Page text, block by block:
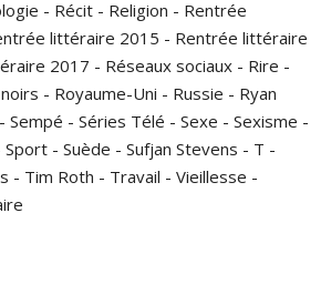
- Récit - Religion - Rentrée
littéraire 2015 - Rentrée littéraire
2017 - Réseaux sociaux - Rire -
- Royaume-Uni - Russie - Ryan
- Sempé - Séries Télé - Sexe - Sexisme -
Sport - Suède - Sufjan Stevens - T -
- Tim Roth - Travail - Vieillesse -